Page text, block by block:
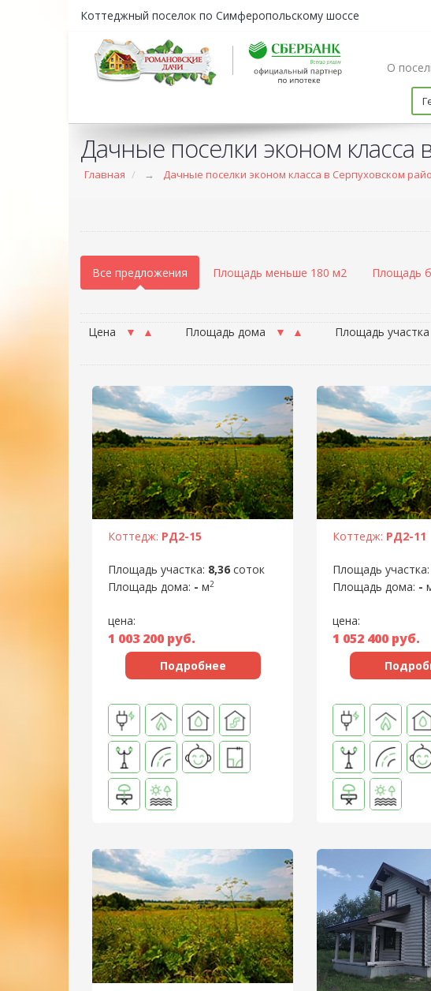
Коттеджный поселок по Симферопольскому шоссе
О
Дачные поселки эконом класса
Главная → Дачные поселки эконом класса в Серпуховском
Все предложения Площадь меньше 180 м2 Площадь
Цена ▲
▼ Площадь дома ▲
▼ Площадь участка
Коттедж: РД2-15
Площадь участка: 8,36 соток
Площадь дома: - м2
цена:
1 003 200 руб.
Подробнее
Коттедж: РД2-11
Площадь участка:
Площадь дома: -
цена:
1 052 400 руб.